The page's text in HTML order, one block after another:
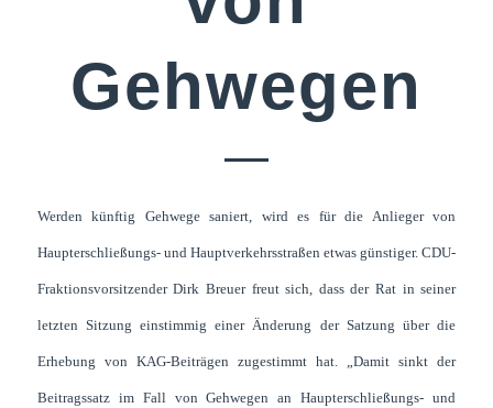
Gehwegen
Werden künftig Gehwege saniert, wird es für die Anlieger von
Haupterschließungs- und Hauptverkehrsstraßen etwas günstiger. CDU-
Fraktionsvorsitzender Dirk Breuer freut sich, dass der Rat in seiner
letzten Sitzung einstimmig einer Änderung der Satzung über die
Erhebung von KAG-Beiträgen zugestimmt hat. „Damit sinkt der
Beitragssatz im Fall von Gehwegen an Haupterschließungs- und